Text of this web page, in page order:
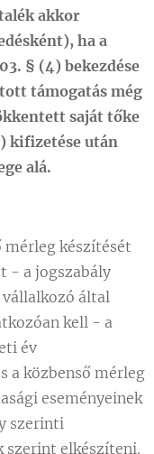
akkor
ha a
§ (4) bekezdése
támogatás még
saját tőke
kifizetése után
alá.
mérleg készítését
- a jogszabály
vállalkozó által
kell - a
év
a közbenső mérleg
eseményeinek
szerinti
szerint elkészíteni.